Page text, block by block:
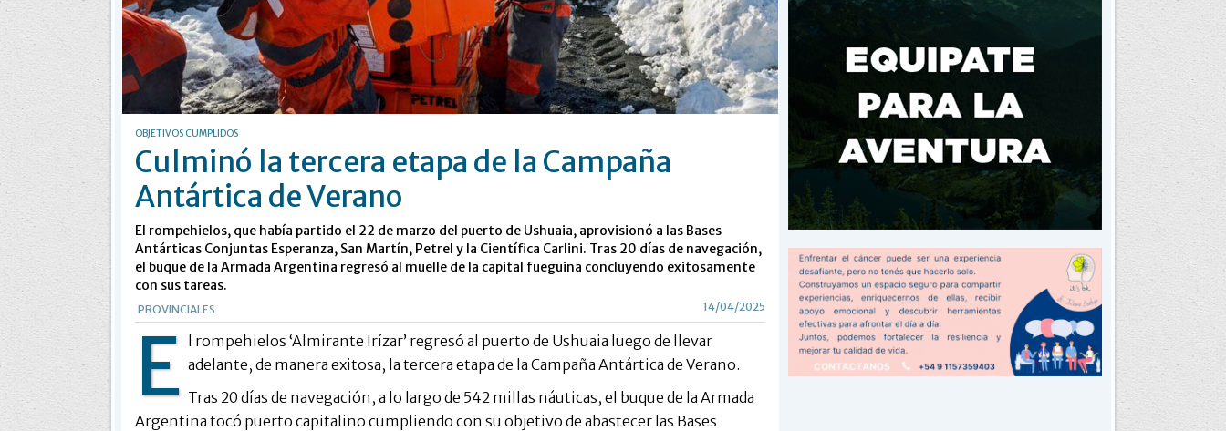
OBJETIVOS CUMPLIDOS
Culminó la tercera etapa de la Campaña
Antártica de Verano
El rompehielos, que había partido el 22 de marzo del puerto de Ushuaia, aprovisionó a las Bases
Antárticas Conjuntas Esperanza, San Martín, Petrel y la Científica Carlini. Tras 20 días de navegación,
el buque de la Armada Argentina regresó al muelle de la capital fueguina concluyendo exitosamente
con sus tareas.
PROVINCIALES 14/04/2025
E l rompehielos ‘Almirante Irízar’ regresó al puerto de Ushuaia luego de llevar
adelante, de manera exitosa, la tercera etapa de la Campaña Antártica de Verano.
Tras 20 días de navegación, a lo largo de 542 millas náuticas, el buque de la Armada
Argentina tocó puerto capitalino cumpliendo con su objetivo de abastecer las Bases